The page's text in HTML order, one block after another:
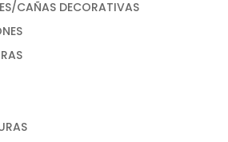
CAÑAS DECORATIVAS